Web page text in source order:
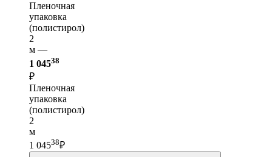
Пленочная
упаковка
(полистирол)
2
м —
1 04538
₽
Пленочная
упаковка
(полистирол)
2
м
1 04538₽